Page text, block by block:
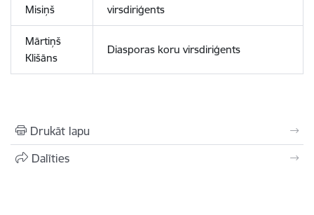
Misiņš
virsdiriģents
Mārtiņš
Klišāns
Diasporas koru virsdiriģents
Drukāt lapu
Dalīties